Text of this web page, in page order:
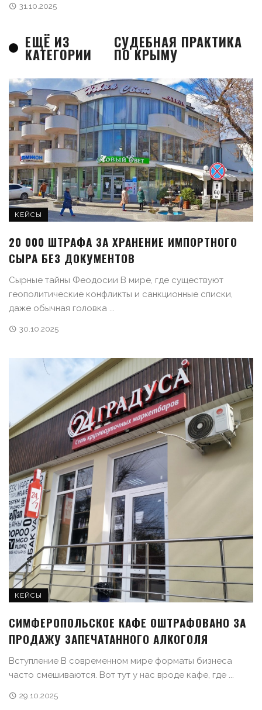
31.10.2025
ЕЩЁ ИЗ
КАТЕГОРИИ
СУДЕБНАЯ ПРАКТИКА
ПО КРЫМУ
КЕЙСЫ
20 000 ШТРАФА ЗА ХРАНЕНИЕ ИМПОРТНОГО
СЫРА БЕЗ ДОКУМЕНТОВ
Сырные тайны Феодосии В мире, где существуют
геополитические конфликты и санкционные списки,
даже обычная головка ...
30.10.2025
КЕЙСЫ
СИМФЕРОПОЛЬСКОЕ КАФЕ ОШТРАФОВАНО ЗА
ПРОДАЖУ ЗАПЕЧАТАННОГО АЛКОГОЛЯ
Вступление В современном мире форматы бизнеса
часто смешиваются. Вот тут у нас вроде кафе, где ...
29.10.2025